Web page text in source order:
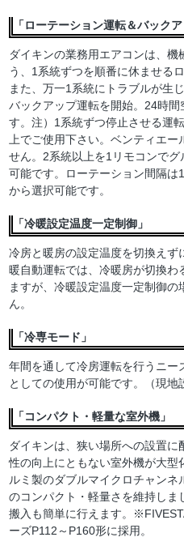
「ローテーション運転＆バックア
ダイキンの業務用エアコンは、機
う、1系統ずつを順番に休ませる
また、万一1系統にトラブルが生
バックアップ運転を開始。24時
す。注）1系統ずつ停止させる運
上でご使用下さい。ベンティエー
せん。2系統以上を1リモコンで
可能です。ローテーション間隔は
から選択可能です。
「冷暖設定温度一定制御」
冷房と暖房の設定温度を切換え
暖自動運転では、冷暖房が切換
ますが、冷暖設定温度一定制御
ん。
「冷専モード」
年間を通して冷房運転を行うニ
としての使用が可能です。（現地
「コンパクト・軽量な室外機」
ダイキンは、狭い場所への設置
性の向上にともない室外機が大
ルミ製のダブルマイクロチャン
のコンパクト・軽量さを維持しま
搬入も簡単に行えます。
ーズP112～P160形に採用。